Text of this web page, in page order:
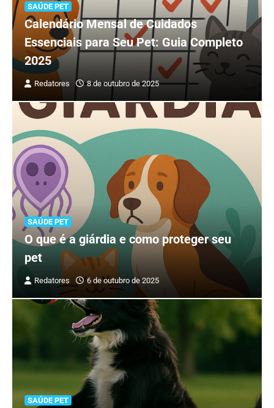
SAÚDE PET
Calendário Mensal de Cuidados
Essenciais para Seu Pet: Guia Completo
2025
Redatores 8 de outubro de 2025
SAÚDE PET
O que é a giárdia e como proteger seu
pet
Redatores 6 de outubro de 2025
SAÚDE PET